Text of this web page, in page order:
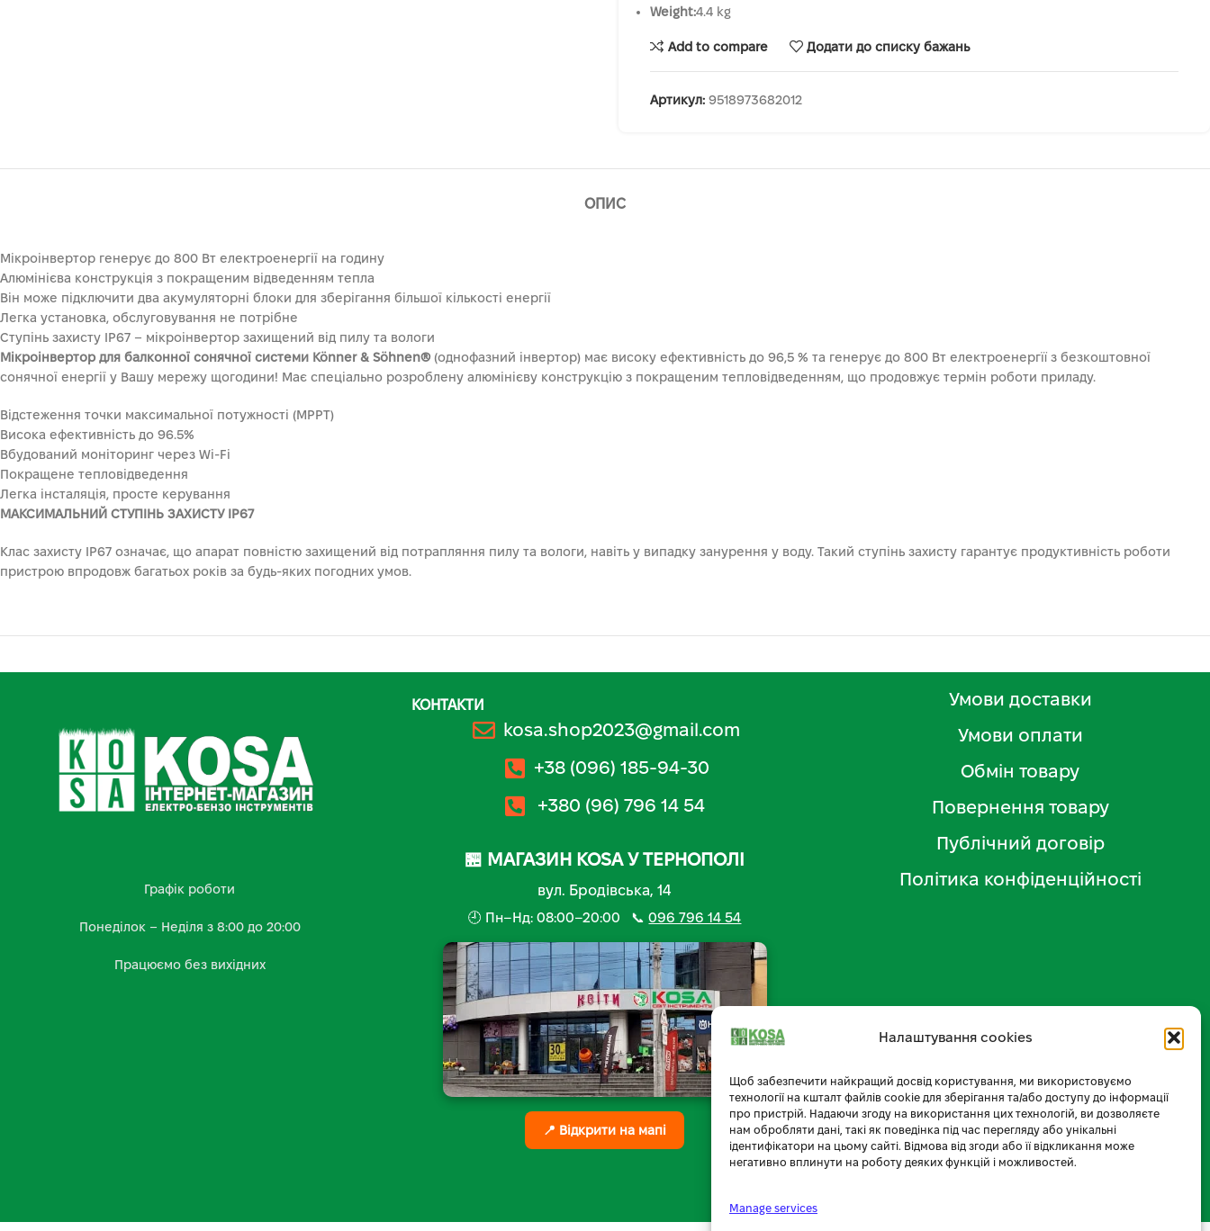
Налаштування cookies
Щоб забезпечити найкращий досвід користування, ми використовуємо
технології на кшталт файлів cookie для зберігання та/або доступу до інформації
про пристрій. Надаючи згоду на використання цих технологій, ви дозволяєте
нам обробляти дані, такі як поведінка під час перегляду або унікальні
ідентифікатори на цьому сайті. Відмова від згоди або її відкликання може
негативно вплинути на роботу деяких функцій і можливостей.
Manage services
Weight:4.4 kg
Add to compare Додати до списку бажань
Артикул: 9518973682012
ОПИС
Мікроінвертор генерує до 800 Вт електроенергії на годину
Алюмінієва конструкція з покращеним відведенням тепла
Він може підключити два акумуляторні блоки для зберігання більшої кількості енергії
Легка установка, обслуговування не потрібне
Ступінь захисту IP67 – мікроінвертор захищений від пилу та вологи
Мікроінвертор для балконної сонячної системи Könner & Söhnen® (однофазний інвертор) має високу ефективність до 96,5 % та генерує до 800 Вт електроенергїї з безкоштовної
сонячної енергії у Вашу мережу щогодини! Має спеціально розроблену алюмінієву конструкцію з покращеним тепловідведенням, що продовжує термін роботи приладу.
Відстеження точки максимальної потужності (MPPT)
Висока ефективність до 96.5%
Вбудований моніторинг через Wi-Fi
Покращене тепловідведення
Легка інсталяція, просте керування
МАКСИМАЛЬНИЙ СТУПІНЬ ЗАХИСТУ IP67
Клас захисту IP67 означає, що апарат повністю захищений від потрапляння пилу та вологи, навіть у випадку занурення у воду. Такий ступінь захисту гарантує продуктивність роботи
пристрою впродовж багатьох років за будь-яких погодних умов.
Графік роботи
Понеділок – Неділя з 8:00 до 20:00
Працюємо без вихідних
КОНТАКТИ
kosa.shop2023@gmail.com
+38 (096) 185-94-30
+380 (96) 796 14 54
🏪 МАГАЗИН KOSA У ТЕРНОПОЛІ
вул. Бродівська, 14
🕘 Пн–Нд: 08:00–20:00 📞096 796 14 54
📍 Відкрити на мапі
Умови доставки
Умови оплати
Обмін товару
Повернення товару
Публічний договір
Політика конфіденційності